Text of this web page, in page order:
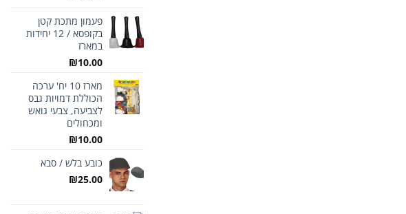
פעמון מתכת קטן
בקופסא / 12 יחידות
במארז
₪10.00
מארז 10 יח' ערכה
הכוללת דמויות גבס
לצביעה, צבעי גואש
ומכחולים
₪10.00
כובע בלש / סבא
₪25.00